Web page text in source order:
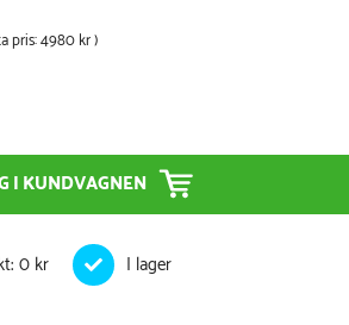
pris:4980 kr)
I KUNDVAGNEN
0 kr